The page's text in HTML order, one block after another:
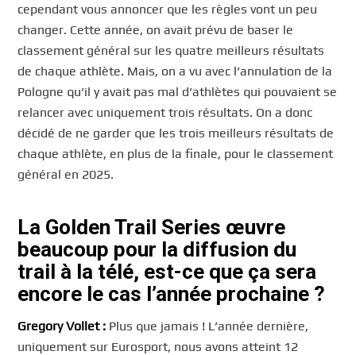
cependant vous annoncer que les règles vont un peu
changer. Cette année, on avait prévu de baser le
classement général sur les quatre meilleurs résultats
de chaque athlète. Mais, on a vu avec l’annulation de la
Pologne qu’il y avait pas mal d’athlètes qui pouvaient se
relancer avec uniquement trois résultats. On a donc
décidé de ne garder que les trois meilleurs résultats de
chaque athlète, en plus de la finale, pour le classement
général en 2025.
La Golden Trail Series œuvre
beaucoup pour la diffusion du
trail à la télé, est-ce que ça sera
encore le cas l’année prochaine ?
GregoryVollet : Plus que jamais ! L’année dernière,
uniquement sur Eurosport, nous avons atteint 12